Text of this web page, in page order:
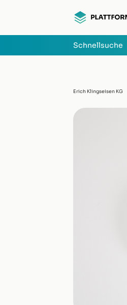
Schnellsuche
Erich Klingseisen KG